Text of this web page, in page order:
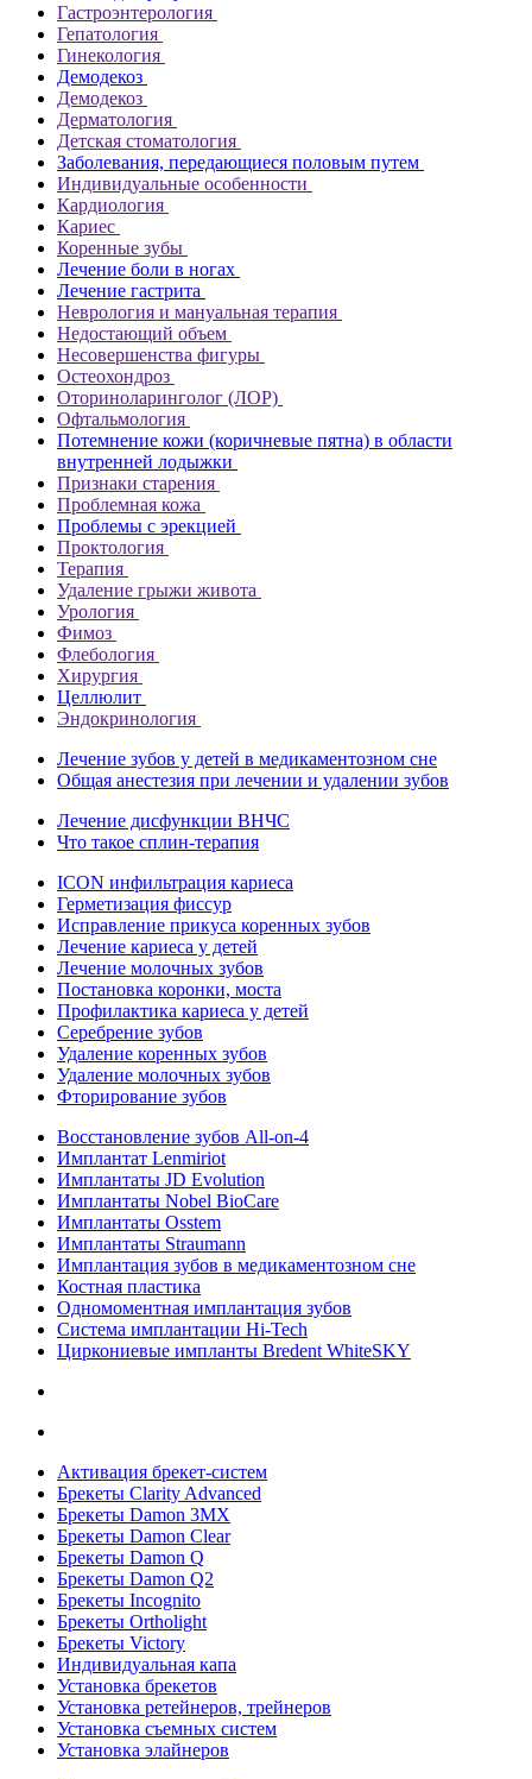
Гастроэнтерология
Гепатология
Гинекология
Демодекоз
Демодекоз
Дерматология
Детская стоматология
Заболевания, передающиеся половым путем
Индивидуальные особенности
Кардиология
Кариес
Коренные зубы
Лечение боли в ногах
Лечение гастрита
Неврология и мануальная терапия
Недостающий объем
Несовершенства фигуры
Остеохондроз
Оториноларинголог (ЛОР)
Офтальмология
Потемнение кожи (коричневые пятна) в области
внутренней лодыжки
Признаки старения
Проблемная кожа
Проблемы с эрекцией
Проктология
Терапия
Удаление грыжи живота
Урология
Фимоз
Флебология
Хирургия
Целлюлит
Эндокринология
Лечение зубов у детей в медикаментозном сне
Общая анестезия при лечении и удалении зубов
Лечение дисфункции ВНЧС
Что такое сплин-терапия
ICON инфильтрация кариеса
Герметизация фиссур
Исправление прикуса коренных зубов
Лечение кариеса у детей
Лечение молочных зубов
Постановка коронки, моста
Профилактика кариеса у детей
Серебрение зубов
Удаление коренных зубов
Удаление молочных зубов
Фторирование зубов
Восстановление зубов All‑on‑4
Имплантат Lenmiriot
Имплантаты JD Evolution
Имплантаты Nobel BioСare
Имплантаты Osstem
Имплантаты Straumann
Имплантация зубов в медикаментозном сне
Костная пластика
Одномоментная имплантация зубов
Система имплантации Hi-Tech
Циркониевые импланты Bredent WhiteSKY
Активация брекет-систем
Брекеты Clarity Advanced
Брекеты Damon 3MX
Брекеты Damon Clear
Брекеты Damon Q
Брекеты Damon Q2
Брекеты Incognito
Брекеты Ortholight
Брекеты Victory
Индивидуальная капа
Установка брекетов
Установка ретейнеров, трейнеров
Установка съемных систем
Установка элайнеров